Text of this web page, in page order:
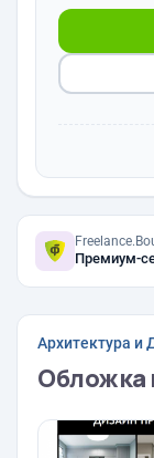
Премиум-
Архитектура и
Обложка